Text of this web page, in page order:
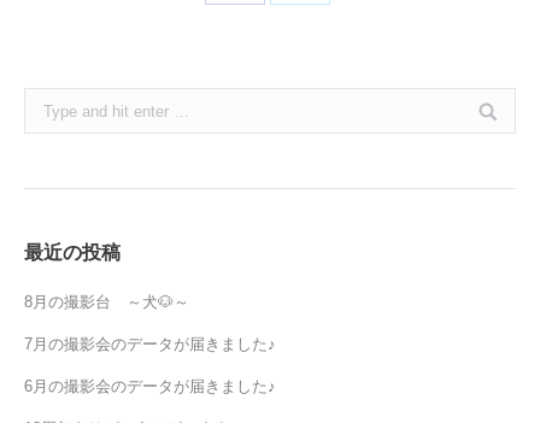
Search:
最近の投稿
8月の撮影台 ～犬🐶～
7月の撮影会のデータが届きました♪
6月の撮影会のデータが届きました♪